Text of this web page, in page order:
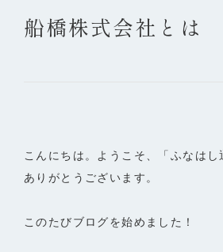
船橋株式会社とは
こんにちは。ようこそ、「ふなはし
ありがとうございます。
このたびブログを始めました！